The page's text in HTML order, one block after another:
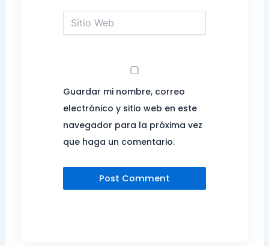
Web
Guardar mi nombre, correo
electrónico y sitio web en este
navegador para la próxima vez
que haga un comentario.